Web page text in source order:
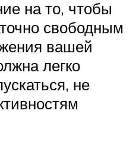
на то, чтобы
свободным
вашей
легко
не